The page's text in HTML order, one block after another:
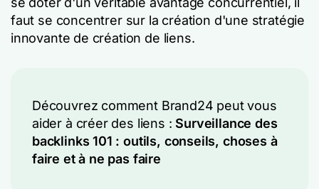
faut se concentrer sur la création d'une stratégie
innovante de création de liens.
Découvrez comment Brand24 peut vous
aider à créer des liens : Surveillance des
backlinks 101 : outils, conseils, choses à
faire et à ne pas faire